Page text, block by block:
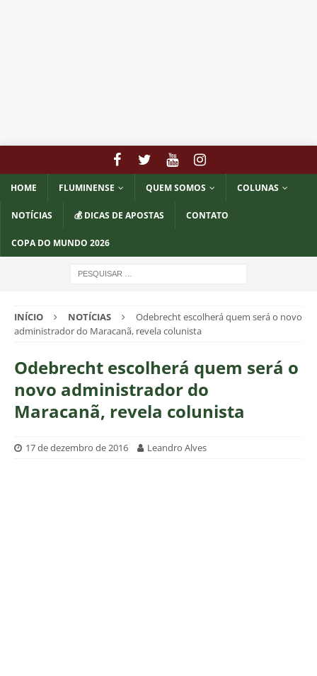
HOME FLUMINENSE QUEM SOMOS COLUNAS
NOTÍCIAS 💰 DICAS DE APOSTAS CONTATO
COPA DO MUNDO 2026
INÍCIO NOTÍCIAS
Odebrecht escolherá quem será o novo
administrador do Maracanã, revela colunista
Odebrecht escolherá quem será o
novo administrador do
Maracanã, revela colunista
17 de dezembro de 2016 Leandro Alves